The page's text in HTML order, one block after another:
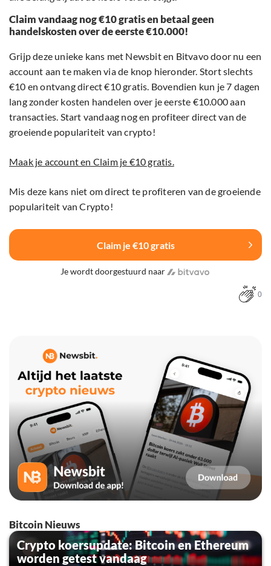
Claim vandaag nog €10 gratis en betaal geen
handelskosten over de eerste €10.000!
Grijp deze unieke kans met Newsbit en Bitvavo door nu een
account aan te maken via de knop hieronder. Stort slechts
€10 en ontvang direct €10 gratis. Bovendien kun je 7 dagen
lang zonder kosten handelen over je eerste €10.000 aan
transacties. Start vandaag nog en profiteer direct van de
groeiende populariteit van crypto!
Maak je account en Claim je €10 gratis.
Mis deze kans niet om direct te profiteren van de groeiende
populariteit van Crypto!
Claim je €10 gratis
Je wordt doorgestuurd naar
0
Bitcoin Nieuws
Crypto koersupdate: Bitcoin en Ethereum
worden getest vandaag